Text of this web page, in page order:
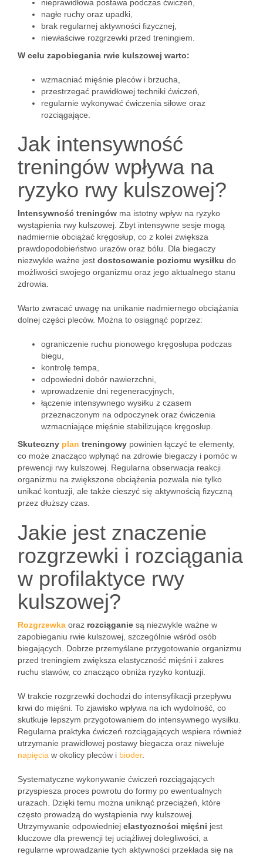
nieprawidłowa postawa podczas ćwiczeń,
nagłe ruchy oraz upadki,
brak regularnej aktywności fizycznej,
niewłaściwe rozgrzewki przed treningiem.
W celu zapobiegania rwie kulszowej warto:
wzmacniać mięśnie pleców i brzucha,
przestrzegać prawidłowej techniki ćwiczeń,
regularnie wykonywać ćwiczenia siłowe oraz
rozciągające.
Jak intensywność
treningów wpływa na
ryzyko rwy kulszowej?
Intensywność treningów ma istotny wpływ na ryzyko
wystąpienia rwy kulszowej. Zbyt intensywne sesje mogą
nadmiernie obciążać kręgosłup, co z kolei zwiększa
prawdopodobieństwo urazów oraz bólu. Dla biegaczy
niezwykle ważne jest dostosowanie poziomu wysiłku do
możliwości swojego organizmu oraz jego aktualnego stanu
zdrowia.
Warto zwracać uwagę na unikanie nadmiernego obciążania
dolnej części pleców. Można to osiągnąć poprzez:
ograniczenie ruchu pionowego kręgosłupa podczas
biegu,
kontrolę tempa,
odpowiedni dobór nawierzchni,
wprowadzenie dni regeneracyjnych,
łączenie intensywnego wysiłku z czasem
przeznaczonym na odpoczynek oraz ćwiczenia
wzmacniające mięśnie stabilizujące kręgosłup.
Skuteczny plan treningowy powinien łączyć te elementy,
co może znacząco wpłynąć na zdrowie biegaczy i pomóc w
prewencji rwy kulszowej. Regularna obserwacja reakcji
organizmu na zwiększone obciążenia pozwala nie tylko
unikać kontuzji, ale także cieszyć się aktywnością fizyczną
przez dłuższy czas.
Jakie jest znaczenie
rozgrzewki i rozciągania
w profilaktyce rwy
kulszowej?
Rozgrzewka oraz rozciąganie są niezwykle ważne w
zapobieganiu rwie kulszowej, szczególnie wśród osób
biegających. Dobrze przemyślane przygotowanie organizmu
przed treningiem zwiększa elastyczność mięśni i zakres
ruchu stawów, co znacząco obniża ryzyko kontuzji.
W trakcie rozgrzewki dochodzi do intensyfikacji przepływu
krwi do mięśni. To zjawisko wpływa na ich wydolność, co
skutkuje lepszym przygotowaniem do intensywnego wysiłku.
Regularna praktyka ćwiczeń rozciągających wspiera również
utrzymanie prawidłowej postawy biegacza oraz niweluje
napięcia w okolicy pleców i bioder.
Systematyczne wykonywanie ćwiczeń rozciągających
przyspiesza proces powrotu do formy po ewentualnych
urazach. Dzięki temu można uniknąć przeciążeń, które
często prowadzą do wystąpienia rwy kulszowej.
Utrzymywanie odpowiedniej elastyczności mięśni jest
kluczowe dla prewencji tej uciążliwej dolegliwości, a
regularne wprowadzanie tych aktywności przekłada się na